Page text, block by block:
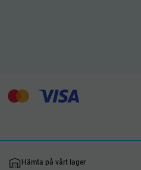
Hämta på vårt lager